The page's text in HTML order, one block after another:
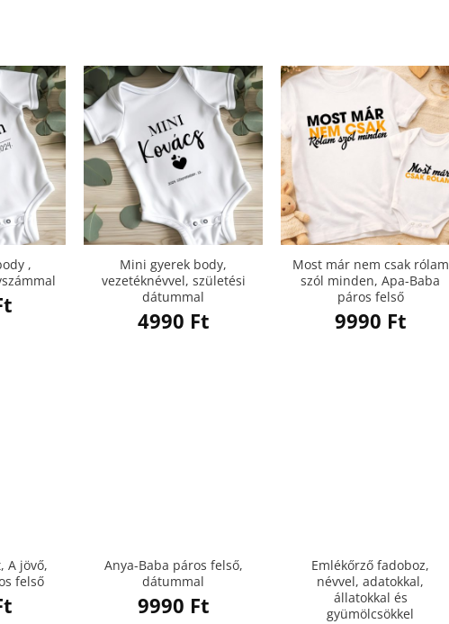
,
Mini gyerek body,
vezetéknévvel, születési
dátummal
4990 Ft
Most már nem csak rólam
szól minden, Apa-Baba
páros felső
9990 Ft
A jövő,
felső
Anya-Baba páros felső,
dátummal
9990 Ft
Emlékőrző fadoboz,
névvel, adatokkal,
állatokkal és
gyümölcsökkel